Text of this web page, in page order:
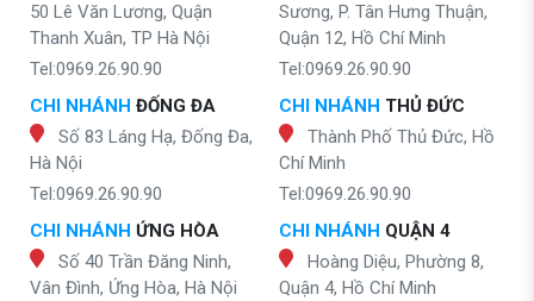
50 Lê Văn Lương, Quận
Thanh Xuân, TP Hà Nội
Tel:0969.26.90.90
CHI NHÁNH ĐỐNG ĐA
Số 83 Láng Hạ, Đống Đa,
Hà Nội
Tel:0969.26.90.90
CHI NHÁNH ỨNG HÒA
Số 40 Trần Đăng Ninh,
Vân Đình, Ứng Hòa, Hà Nội
Sương, P. Tân Hưng Thuận,
Quận 12, Hồ Chí Minh
Tel:0969.26.90.90
CHI NHÁNH THỦ ĐỨC
Thành Phố Thủ Đức, Hồ
Chí Minh
Tel:0969.26.90.90
CHI NHÁNH QUẬN 4
Hoàng Diệu, Phường 8,
Quận 4, Hồ Chí Minh